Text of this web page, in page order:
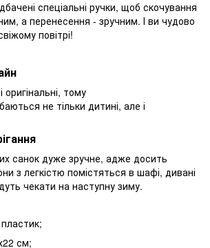
спеціальні ручки, щоб скочування
а перенесення - зручним. І ви чудово
повітрі!
оригінальні, тому
не тільки дитині, але і
санок дуже зручне, адже досить
з легкістю помістяться в шафі, дивані
чекати на наступну зиму.
см;